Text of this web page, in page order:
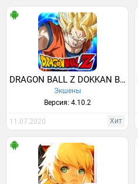
DRAGON BALL Z DOKKAN BATTLE
Экшены
Версия: 4.10.2
11.07.2020 Хит